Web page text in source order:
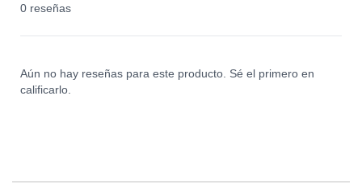
0 reseñas
Aún no hay reseñas para este producto. Sé el primero en
calificarlo.